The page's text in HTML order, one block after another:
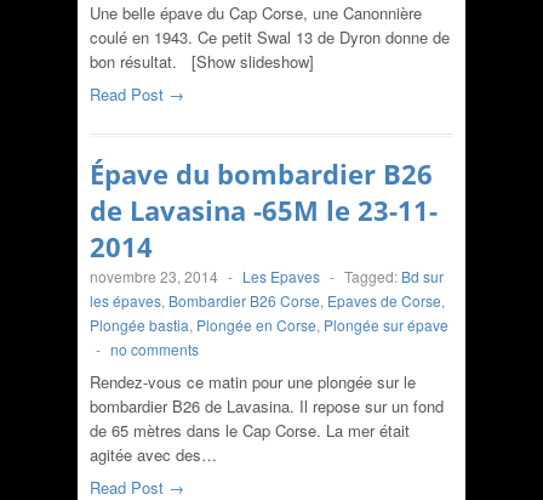
Une belle épave du Cap Corse, une Canonnière
coulé en 1943. Ce petit Swal 13 de Dyron donne de
bon résultat. [Show slideshow]
Read Post →
Épave du bombardier B26
de Lavasina -65M le 23-11-
2014
novembre 23, 2014 - Les Epaves - Tagged: Bd sur
les épaves, Bombardier B26 Corse, Epaves de Corse,
Plongée bastia, Plongée en Corse, Plongée sur épave
- no comments
Rendez-vous ce matin pour une plongée sur le
bombardier B26 de Lavasina. Il repose sur un fond
de 65 mètres dans le Cap Corse. La mer était
agitée avec des…
Read Post →